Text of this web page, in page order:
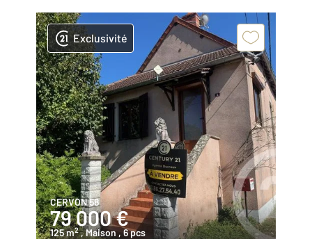
Exclusivité
CERVON 58
79 000 €
125 m2 , Maison, 6 pcs